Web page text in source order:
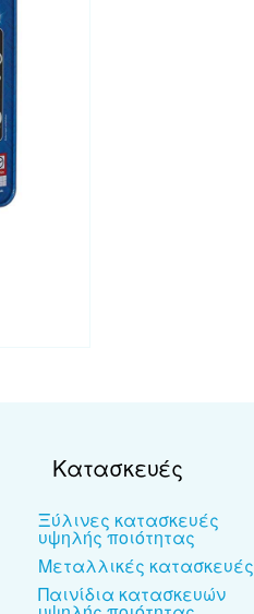
Κατασκευές
Ξύλινες κατασκευές
υψηλής ποιότητας
Μεταλλικές κατασκευές
Παινίδια κατασκευών